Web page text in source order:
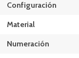
Configuración
Material
Numeración